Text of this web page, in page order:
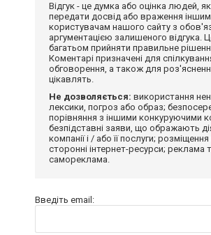
Відгук - це думка або оцінка людей,
передати досвід або враження іншим
користувачам нашого сайту з
аргументацією залишеного відгука.
багатьом прийняти правильне
Коментарі призначені для
обговорення, а також для
цікавлять.
Не дозволяється: використання
лексики, погроз або образ;
порівняння з іншими конкуруючими
безпідставні заяви, що ображають
компанії і / або її послуги;
сторонні інтернет-ресурси; реклама
самореклама.
Введіть email: